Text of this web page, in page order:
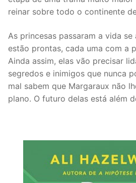
reinar sobre todo o continente
As princesas passaram a vida
estão prontas, cada uma com a
Ainda assim, elas vão precisar
segredos e inimigos que nunca
mal sabem que Margaraux não
plano. O futuro delas está além